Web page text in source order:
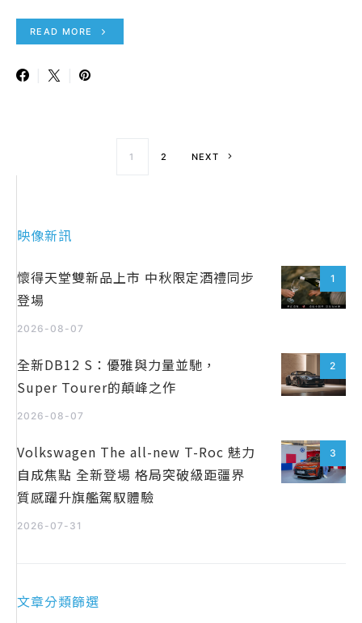
READ MORE
文章導覽
1 2 NEXT
映像新訊
1
懷得天堂雙新品上市 中秋限定酒禮同步
登場
2026-08-07
2
全新DB12 S：優雅與力量並馳，
Super Tourer的顛峰之作
2026-08-07
3
Volkswagen The all-new T-Roc 魅力
自成焦點 全新登場 格局突破級距疆界
質感躍升旗艦駕馭體驗
2026-07-31
文章分類篩選